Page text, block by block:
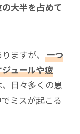
大半を占めて
ますが、一つ
ュールや疲
日々多くの患
ミスが起こる